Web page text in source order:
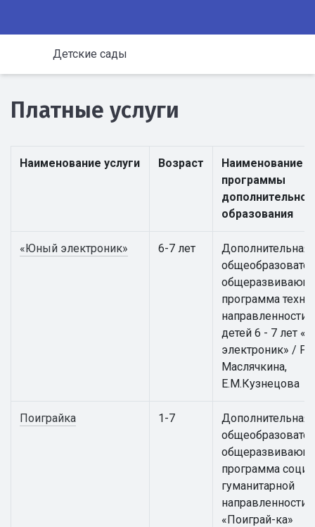
Детские сады
Платные услуги
Наименование услуги Возраст
Наименование
программы
образования
«Юный электроник» 6-7 лет
Дополнительная
программа
направленности
детей 6 - 7 лет
электроник» /
Маслячкина,
Е.М.Кузнецова
Поиграйка 1-7
Дополнительная
программа
гуманитарной
направленности
«Поиграй-ка»